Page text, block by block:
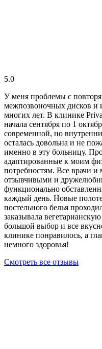
5.0
У меня проблемы с
межпозвоночных дисков и
многих лет. В клинике
начала сентября по 1
современной, но
осталась довольна и не
именно в эту больницу.
адаптированные к моим
потребностям. Все врачи
отзывчивыми и
функционально
каждый день. Новые
постельного белья
заказывала
большой выбор и все
клинике понравилось, а
немного здоровья!
Смотреть все отзывы